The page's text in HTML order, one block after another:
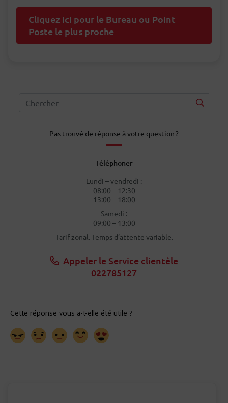
Cliquez ici pour le Bureau ou Point
Poste le plus proche
Pas trouvé de réponse à votre question ?
Téléphoner
Lundi – vendredi :
08:00 – 12:30
13:00 – 18:00
Samedi :
09:00 – 13:00
Tarif zonal. Temps d’attente variable.
Appeler le Service clientèle
022785127